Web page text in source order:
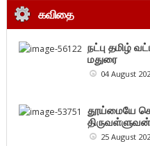
கவிதை
நட்பு தமிழ்
மதுரை
04 August
தூய்மையே
திருவள்ளுவன்
25 August